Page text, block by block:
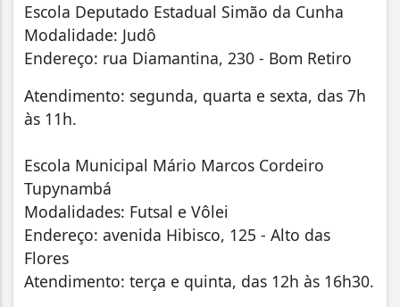
Escola Deputado Estadual Simão da Cunha
Modalidade: Judô
Endereço: rua Diamantina, 230 - Bom Retiro
Atendimento: segunda, quarta e sexta, das 7h
às 11h.
Escola Municipal Mário Marcos Cordeiro
Tupynambá
Modalidades: Futsal e Vôlei
Endereço: avenida Hibisco, 125 - Alto das
Flores
Atendimento: terça e quinta, das 12h às 16h30.